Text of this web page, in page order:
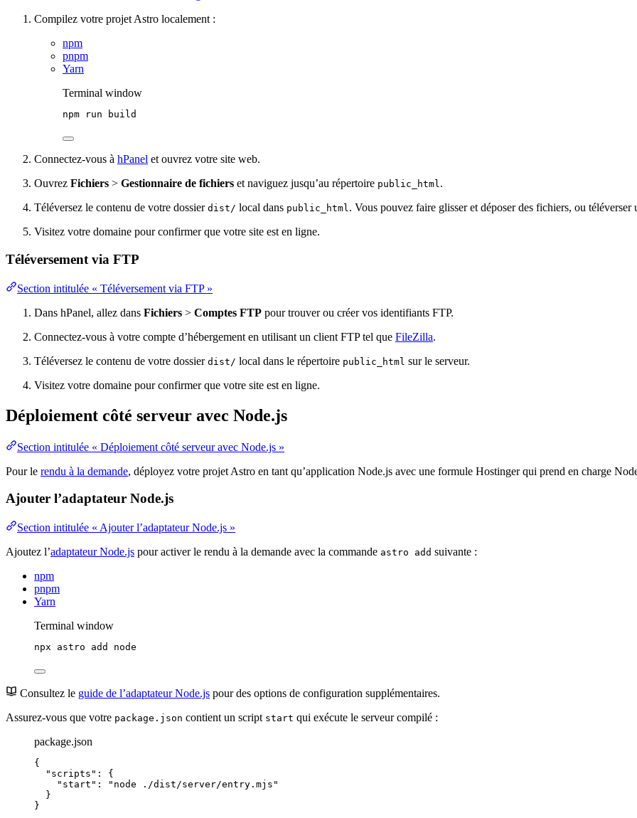
Compilez votre projet Astro localement :
npm
pnpm
Yarn
Terminal window
npm run build
Connectez-vous à hPanel et ouvrez votre site web.
Ouvrez Fichiers > Gestionnaire de fichiers et naviguez jusqu’au répertoire public_html.
Téléversez le contenu de votre dossier dist/ local dans public_html. Vous pouvez faire glisser et déposer des fichiers, ou téléverser
Visitez votre domaine pour confirmer que votre site est en ligne.
Téléversement via FTP
Section intitulée « Téléversement via FTP »
Dans hPanel, allez dans Fichiers > Comptes FTP pour trouver ou créer vos identifiants FTP.
Connectez-vous à votre compte d’hébergement en utilisant un client FTP tel que FileZilla.
Téléversez le contenu de votre dossier dist/ local dans le répertoire public_html sur le serveur.
Visitez votre domaine pour confirmer que votre site est en ligne.
Déploiement côté serveur avec Node.js
Section intitulée « Déploiement côté serveur avec Node.js »
Pour le rendu à la demande, déployez votre projet Astro en tant qu’application Node.js avec une formule Hostinger qui prend en charge
Ajouter l’adaptateur Node.js
Section intitulée « Ajouter l’adaptateur Node.js »
Ajoutez l’adaptateur Node.js pour activer le rendu à la demande avec la commande astro add suivante :
npm
pnpm
Yarn
Terminal window
npx astro add node
Consultez le guide de l’adaptateur Node.js pour des options de configuration supplémentaires.
Assurez-vous que votre package.json contient un script start qui exécute le serveur compilé :
package.json
{
"scripts" : {
"start" : " node ./dist/server/entry.mjs "
}
}